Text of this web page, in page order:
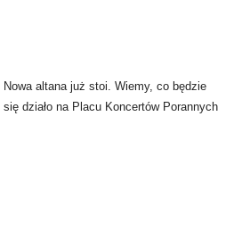
Nowa altana już stoi. Wiemy, co będzie
się działo na Placu Koncertów Porannych